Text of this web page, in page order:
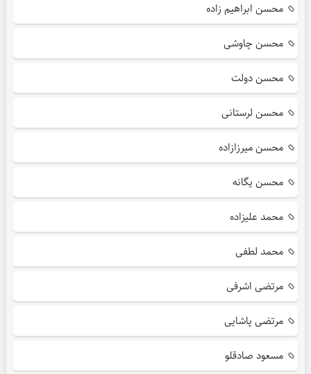
محسن ابراهیم زاده
محسن چاوشی
محسن دولت
محسن لرستانی
محسن میرزازاده
محسن یگانه
محمد علیزاده
محمد لطفی
مرتضی اشرفی
مرتضی پاشایی
مسعود صادقلو